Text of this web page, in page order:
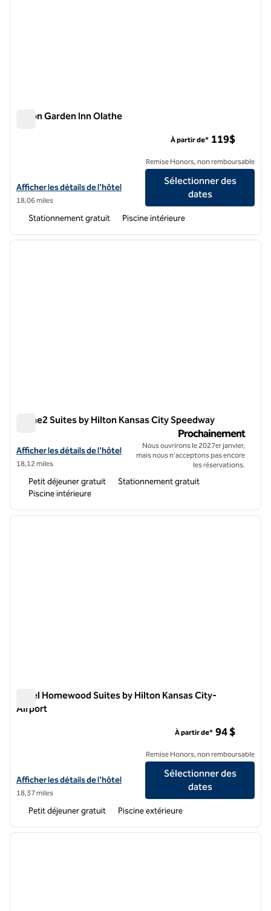
Hilton Garden Inn Olathe
Afficher les détails de l'hôtel Hilton Garden Inn Olathe
Afficher les détails de l'hôtel
18,06 miles
À partir de* 119$
Remise Honors, non remboursable
Sélectionner des
dates
Stationnement gratuit Piscine intérieure
1 sur 11
Home2 Suites by Hilton Kansas City Speedway
Home2 Suites by Hilton Kansas City Speedway
Afficher les détails de l'hôtel Home2 Suites by Hilton Kansas City
Afficher les détails de l'hôtel
18,12 miles
Prochainement
Nous ouvrirons le 2027er janvier,
mais nous n'acceptons pas encore
les réservations.
Petit déjeuner gratuit
Stationnement gratuit
Piscine intérieure
1 sur 12
Hôtel Homewood Suites by Hilton Kansas City-
Airport
Afficher les détails de l'hôtel Homewood Suites by Hilton Kansas
Afficher les détails de l'hôtel
18,37 miles
À partir de* 94 $
Remise Honors, non remboursable
Sélectionner des
dates
Petit déjeuner gratuit Piscine extérieure
1 sur 12